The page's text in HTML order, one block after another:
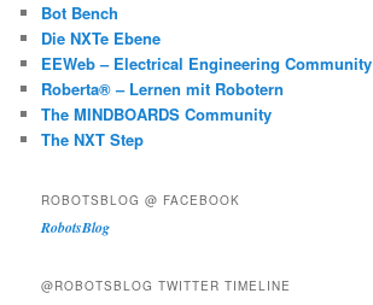
Bot Bench
Die NXTe Ebene
EEWeb – Electrical Engineering Community
Roberta® – Lernen mit Robotern
The MINDBOARDS Community
The NXT Step
ROBOTSBLOG @ FACEBOOK
RobotsBlog
@ROBOTSBLOG TWITTER TIMELINE